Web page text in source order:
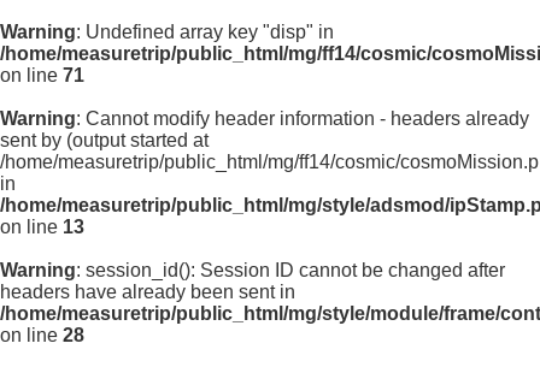
Warning: Undefined array key "disp" in
/home/measuretrip/public_html/mg/ff14/cosmic/
on line 71
Warning: Cannot modify header information - headers already
sent by (output started at
/home/measuretrip/public_html/mg/ff14/cosmic/
in
/home/measuretrip/public_html/mg/style/adsmod/
on line 13
Warning: session_id(): Session ID cannot be changed after
headers have already been sent in
/home/measuretrip/public_html/mg/style/module/frame/
on line 28